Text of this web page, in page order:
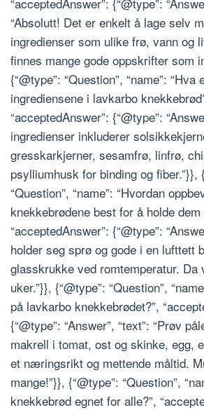
“Absolutt! Det er enkelt å lage selv
ingredienser som ulike frø, vann og
finnes mange gode oppskrifter som
{“@type”: “Question”, “name”:
ingrediensene i lavkarbo
“acceptedAnswer”: {“@type”:
ingredienser inkluderer
gresskarkjerner, sesamfrø, linfrø,
psylliumhusk for binding og fiber.”}},
“Question”, “name”: “Hvordan
knekkebrødene best for å holde dem
“acceptedAnswer”: {“@type”:
holder seg sprø og gode i en lufttett
glasskrukke ved romtemperatur. Da
uker.”}}, {“@type”: “Question”,
på lavkarbo knekkebrødet?”,
{“@type”: “Answer”, “text”: “Prøv
makrell i tomat, ost og skinke, egg,
et næringsrikt og mettende måltid.
mange!”}}, {“@type”: “Question”,
knekkebrød egnet for alle?”,